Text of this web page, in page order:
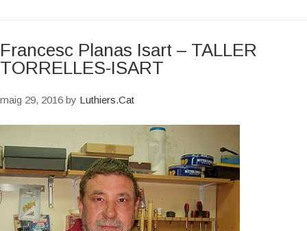
Francesc Planas Isart – TALLER
TORRELLES-ISART
maig 29, 2016 by Luthiers.Cat